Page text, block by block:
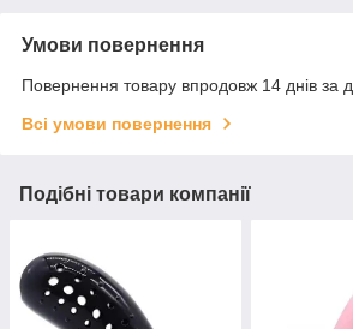
Умови повернення
Повернення товару впродовж 14 днів за
Всі умови повернення
Подібні товари компанії